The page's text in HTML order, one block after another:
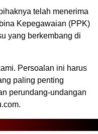
telah menerima
Kepegawaian (PPK)
yang berkembang di
Persoalan ini harus
paling penting
perundang-undangan